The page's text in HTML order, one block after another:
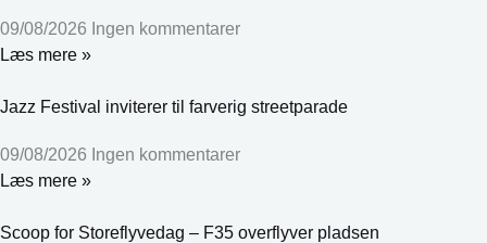
09/08/2026 Ingen kommentarer
Læs mere »
Jazz Festival inviterer til farverig streetparade
09/08/2026 Ingen kommentarer
Læs mere »
Scoop for Storeflyvedag – F35 overflyver pladsen